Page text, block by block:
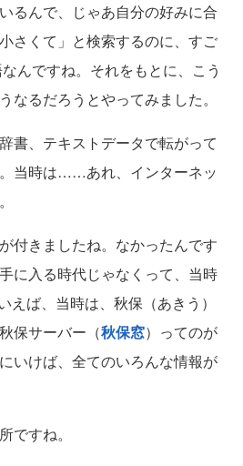
るんで、じゃあ自分の好みに合
さくて」と検索するのに、すご
んですね。それをもとに、こう
なるだろうとやってみました。
書、テキストデータで転がって
当時は……あれ、インターネッ
付きましたね。なかったんです
に入る時代じゃなくって、当時
えば、当時は、秋保（あきう）
保サーバー（秋保窓）ってのが
いけば、全てのいろんな情報が
ですね。